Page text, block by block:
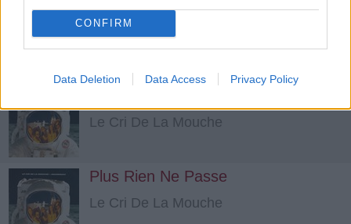
CONFIRM
Data Deletion Data Access Privacy Policy
Labyrinth Bar
Le Cri De La Mouche
Le Cri De La Mouche
Plus Rien Ne Passe
Le Cri De La Mouche